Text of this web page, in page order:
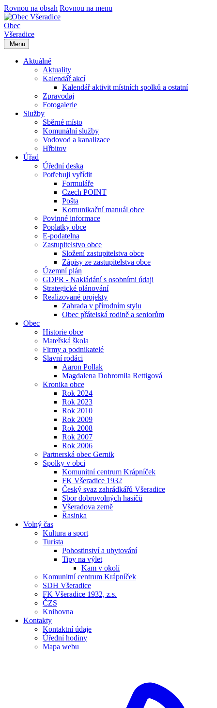
Rovnou na obsah Rovnou na menu
Obec
Všeradice
Menu
Aktuálně
Aktuality
Kalendář akcí
Kalendář aktivit místních spolků a ostatní
Zpravodaj
Fotogalerie
Služby
Sběrné místo
Komunální služby
Vodovod a kanalizace
Hřbitov
Úřad
Úřední deska
Potřebuji vyřídit
Formuláře
Czech POINT
Pošta
Komunikační manuál obce
Povinné informace
Poplatky obce
E-podatelna
Zastupitelstvo obce
Složení zastupitelstva obce
Zápisy ze zastupitelstva obce
Územní plán
GDPR - Nakládání s osobními údaji
Strategické plánování
Realizované projekty
Zahrada v přírodním stylu
Obec přátelská rodině a seniorům
Obec
Historie obce
Mateřská škola
Firmy a podnikatelé
Slavní rodáci
Aaron Pollak
Magdalena Dobromila Rettigová
Kronika obce
Rok 2024
Rok 2023
Rok 2010
Rok 2009
Rok 2008
Rok 2007
Rok 2006
Partnerská obec Gernik
Spolky v obci
Komunitní centrum Krápníček
FK Všeradice 1932
Český svaz zahrádkářů Všeradice
Sbor dobrovolných hasičů
Všeradova země
Řasinka
Volný čas
Kultura a sport
Turista
Pohostinství a ubytování
Tipy na výlet
Kam v okolí
Komunitní centrum Krápníček
SDH Všeradice
FK Všeradice 1932, z.s.
ČZS
Knihovna
Kontakty
Kontaktní údaje
Úřední hodiny
Mapa webu